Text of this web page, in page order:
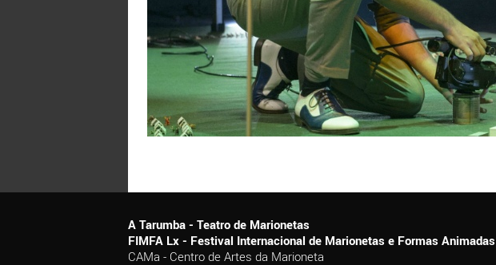
A Tarumba - Teatro de Marionetas
FIMFA Lx - Festival Internacional de Marionetas e Formas Animadas
CAMa - Centro de Artes da Marioneta